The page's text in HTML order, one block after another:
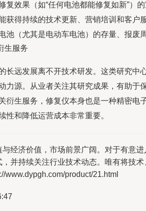
复效果（如“任何电池都能修复如新”）的
获得持续的技术更新、营销培训和客户
池（尤其是电动车电池）的存量、报废
生服务
长远发展离不开技术研发。这类研究中
力源。从业者关注其研究成果，有助于
衍生服务，修复仪本身也是一种精密电
性和降低运营成本非常重要。
经济价值，市场前景广阔。对于有意
并持续关注行业技术动态。唯有将技
www.dypgh.com/product/21.html